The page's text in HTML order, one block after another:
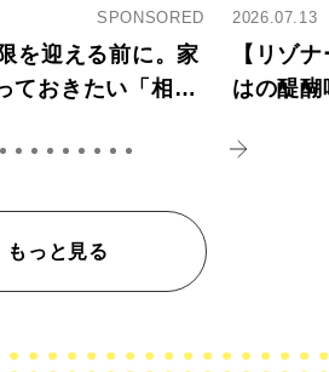
SPONSORED
を迎える前に。家
ておきたい「相続
2026.07.13
【リゾ
はの醍
もっと見る